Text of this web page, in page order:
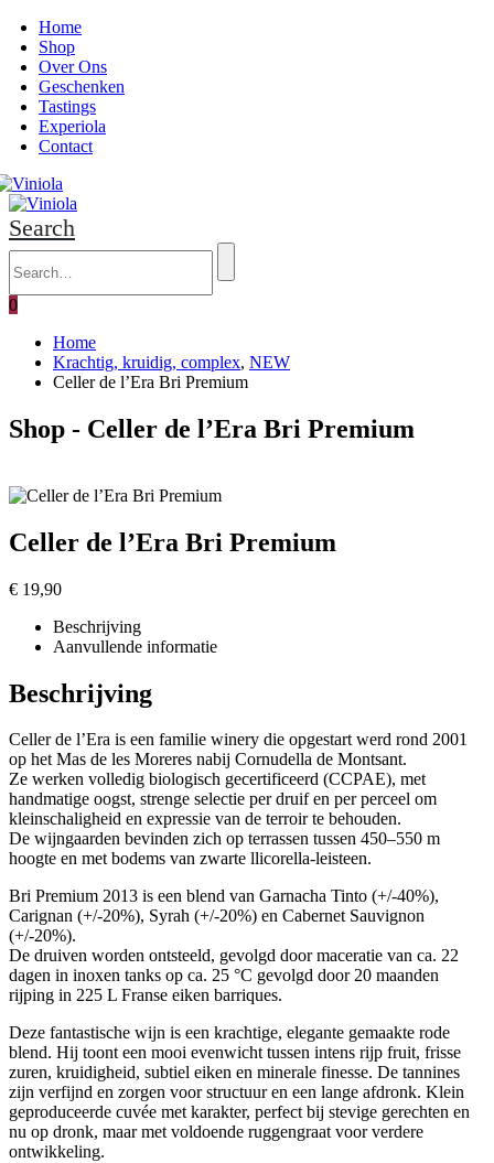
Home
Shop
Over Ons
Geschenken
Tastings
Experiola
Contact
Search
0
Home
Krachtig, kruidig, complex, NEW
Celler de l’Era Bri Premium
Shop - Celler de l’Era Bri Premium
Celler de l’Era Bri Premium
€ 19,90
Beschrijving
Aanvullende informatie
Beschrijving
Celler de l’Era is een familie winery die opgestart werd rond 2001
op het Mas de les Moreres nabij Cornudella de Montsant.
Ze werken volledig biologisch gecertificeerd (CCPAE), met
handmatige oogst, strenge selectie per druif en per perceel om
kleinschaligheid en expressie van de terroir te behouden.
De wijngaarden bevinden zich op terrassen tussen 450–550 m
hoogte en met bodems van zwarte llicorella-leisteen.
Bri Premium 2013 is een blend van Garnacha Tinto (+/-40%),
Carignan (+/-20%), Syrah (+/-20%) en Cabernet Sauvignon
(+/-20%).
De druiven worden ontsteeld, gevolgd door maceratie van ca. 22
dagen in inoxen tanks op ca. 25 °C gevolgd door 20 maanden
rijping in 225 L Franse eiken barriques.
Deze fantastische wijn is een krachtige, elegante gemaakte rode
blend. Hij toont een mooi evenwicht tussen intens rijp fruit, frisse
zuren, kruidigheid, subtiel eiken en minerale finesse. De tannines
zijn verfijnd en zorgen voor structuur en een lange afdronk. Klein
geproduceerde cuvée met karakter, perfect bij stevige gerechten en
nu op dronk, maar met voldoende ruggengraat voor verdere
ontwikkeling.